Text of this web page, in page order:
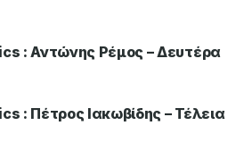
: Αντώνης Ρέμος – Δευτέρα
: Πέτρος Ιακωβίδης – Τέλεια